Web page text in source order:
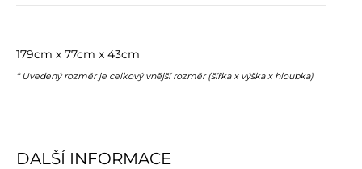
179cm x 77cm x 43cm
* Uvedený rozměr je celkový vnější rozměr (šířka x výška x hloubka)
DALŠÍ INFORMACE